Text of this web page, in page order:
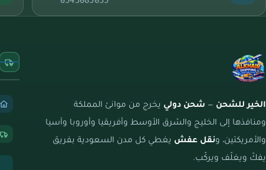
الخير للشحن — شحن دولي يخرج من موانئ المملكة
ومنافذها إلى الخليج والشرق الأوسط وأفريقيا وأوروبا وآسيا
والأمريكتين، ونقل عفش يغطي كل مدن السعودية بفريق
يفكّ ويغلّف ويركّب.